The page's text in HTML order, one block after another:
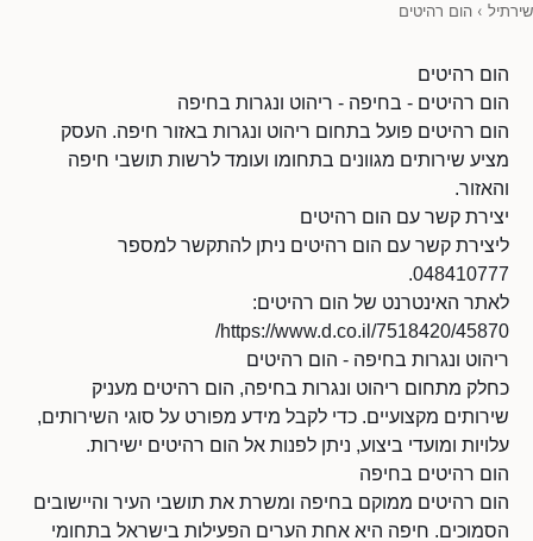
שירתיל › הום רהיטים
הום רהיטים
הום רהיטים - בחיפה - ריהוט ונגרות בחיפה
הום רהיטים פועל בתחום ריהוט ונגרות באזור חיפה. העסק
מציע שירותים מגוונים בתחומו ועומד לרשות תושבי חיפה
והאזור.
יצירת קשר עם הום רהיטים
ליצירת קשר עם הום רהיטים ניתן להתקשר למספר
048410777.
לאתר האינטרנט של הום רהיטים:
https://www.d.co.il/7518420/45870/
ריהוט ונגרות בחיפה - הום רהיטים
כחלק מתחום ריהוט ונגרות בחיפה, הום רהיטים מעניק
שירותים מקצועיים. כדי לקבל מידע מפורט על סוגי השירותים,
עלויות ומועדי ביצוע, ניתן לפנות אל הום רהיטים ישירות.
הום רהיטים בחיפה
הום רהיטים ממוקם בחיפה ומשרת את תושבי העיר והיישובים
הסמוכים. חיפה היא אחת הערים הפעילות בישראל בתחומי